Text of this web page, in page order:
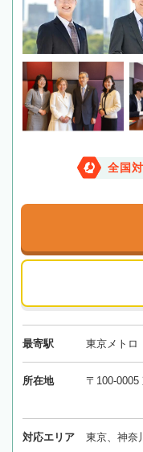
全国
最寄駅 東京メトロ
所在地 〒100-0005
対応エリア 東京、神奈